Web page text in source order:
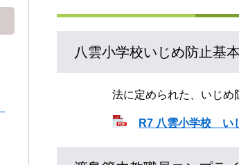
八雲小学校いじめ防止基
法に定められた、いじめ
R7 八雲小学校 い